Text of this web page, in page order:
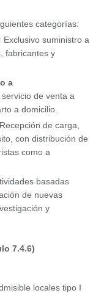
categorías:
Exclusivo suministro a
fabricantes y
a
de venta a
a domicilio.
Recepción de carga,
con distribución de
como a
basadas
de nuevas
y
7.4.6)
locales tipo I